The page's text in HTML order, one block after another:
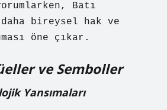
Batı
bireysel hak ve
öne çıkar.
ve Semboller
Yansımaları